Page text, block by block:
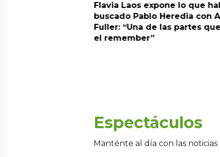
Flavia Laos expone lo que
buscado Pablo Heredia con
Fuller: “Una de las partes
el remember”
Espectáculos
Manténte al día con las